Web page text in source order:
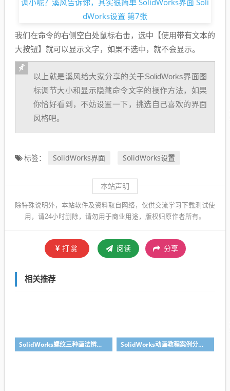
我们在命令的右侧空白处鼠标右击，选中【使用带有文本的
大按钮】就可以显示文字，如果不选中，就不会显示。
以上就是溪风给大家分享的关于SolidWorks界面图
标调节大小和显示隐藏命令文字的操作方法，如果
你恰好看到，不妨设置一下，挑选自己喜欢的界面
风格吧。
标签： SolidWorks界面 SolidWorks设置
本站声明
除特殊说明外，本站软件及资料取自网络，仅供交流学习下载测试使
用，请24小时删除，请勿用于商业用途，版权归原作者所有。
打赏 阅读 分享
相关推荐
SolidWorks螺纹三种画法辨析异同：装饰螺纹线、螺柱向导、螺纹特征 SolidWorks动画教程案例分享之圆管分料动画，重力自然滑落